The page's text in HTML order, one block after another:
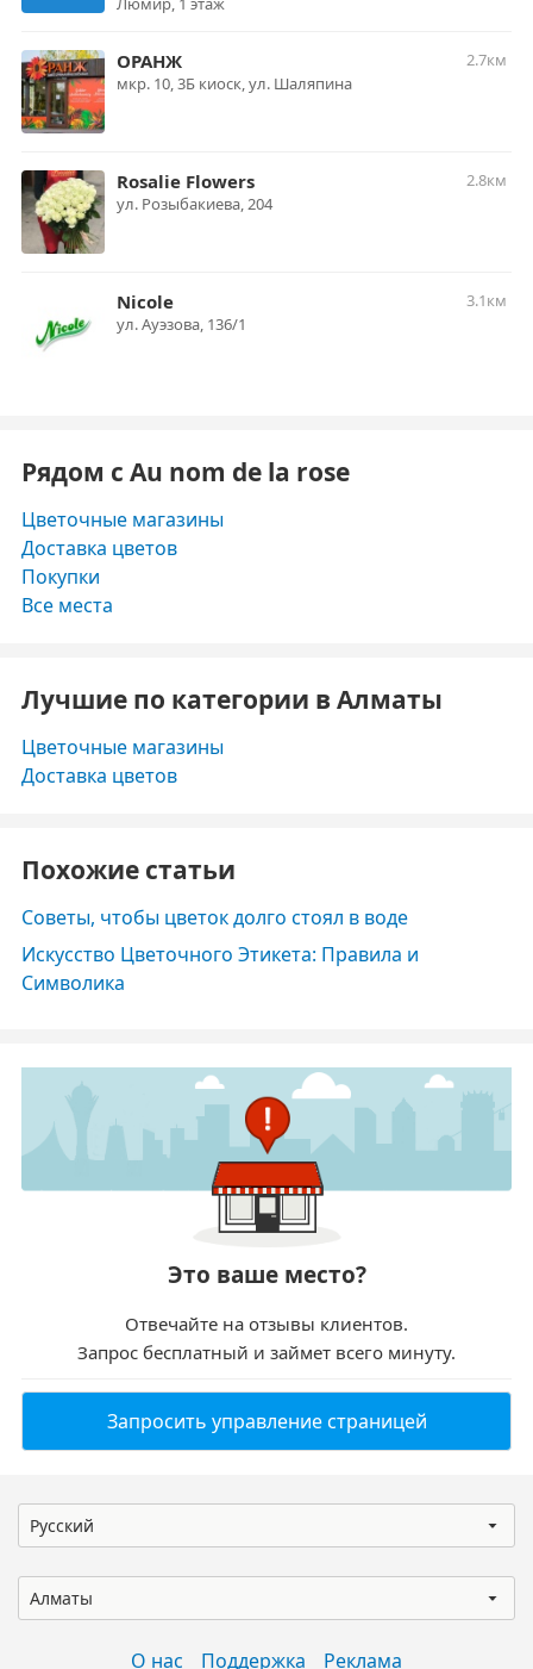
ОРАНЖ
2.7км
мкр. 10, 3Б киоск, ул. Шаляпина
Rosalie Flowers
2.8км
ул. Розыбакиева, 204
Nicole
3.1км
ул. Ауэзова, 136/1
Рядом с Au nom de la rose
Цветочные магазины
Доставка цветов
Покупки
Все места
Лучшие по категории в Алматы
Цветочные магазины
Доставка цветов
Похожие статьи
Советы, чтобы цветок долго стоял в воде
Искусство Цветочного Этикета: Правила и
Символика
Это ваше место?
Отвечайте на отзывы клиентов.
Запрос бесплатный и займет всего минуту.
Запросить управление страницей
Русский
Алматы
О нас Поддержка Реклама